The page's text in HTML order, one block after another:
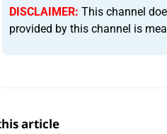
DISCLAIMER: This channel
provided by this channel is
article